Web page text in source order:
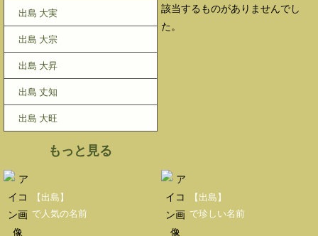
出島 大実
出島 大宗
出島 大昇
出島 丈知
出島 大旺
もっと見る
該当するものがありませんでし
た。
【出島】
で人気の名前
【出島】
で珍しい名前